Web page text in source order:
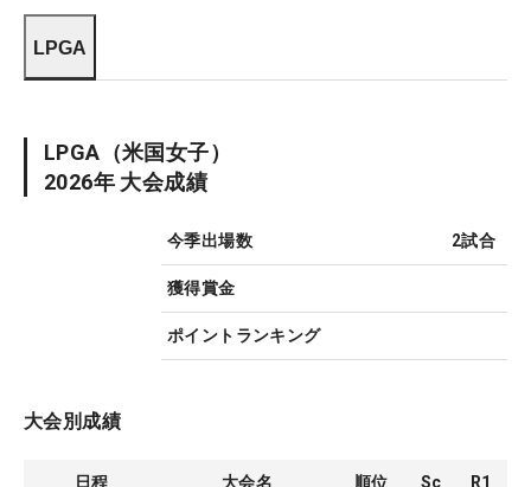
LPGA
LPGA （米国女子）
2026年 大会成績
今季出場数 2試合
獲得賞金
ポイントランキング
大会別成績
日程 大会名 順位 Sc R1